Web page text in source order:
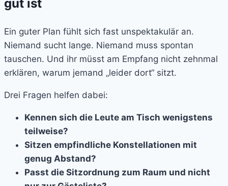
gut ist
Ein guter Plan fühlt sich fast unspektakulär an.
Niemand sucht lange. Niemand muss spontan
tauschen. Und ihr müsst am Empfang nicht zehnmal
erklären, warum jemand „leider dort“ sitzt.
Drei Fragen helfen dabei:
Kennen sich die Leute am Tisch wenigstens
teilweise?
Sitzen empfindliche Konstellationen mit
genug Abstand?
Passt die Sitzordnung zum Raum und nicht